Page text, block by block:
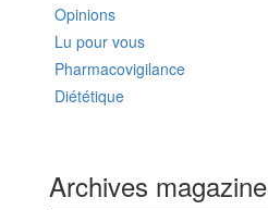
Opinions
Lu pour vous
Pharmacovigilance
Diététique
Archives magazine